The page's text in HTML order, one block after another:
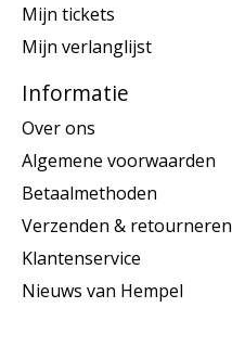
Mijn tickets
Mijn verlanglijst
Informatie
Over ons
Algemene voorwaarden
Betaalmethoden
Verzenden & retourneren
Klantenservice
Nieuws van Hempel